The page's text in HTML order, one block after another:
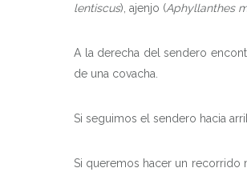
lentiscus), ajenjo (Aphyllanthes
A la derecha del sendero
de una covacha.
Si seguimos el sendero hacia
Si queremos hacer un recorrido